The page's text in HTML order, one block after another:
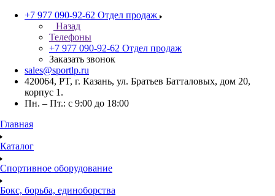
+7 977 090-92-62 Отдел продаж
Назад
Телефоны
+7 977 090-92-62 Отдел продаж
Заказать звонок
sales@sportlp.ru
420064, PT, г. Казань, ул. Братьев Батталовых, дом 20,
корпус 1.
Пн. – Пт.: с 9:00 до 18:00
Главная
Каталог
Спортивное оборудование
Бокс, борьба, единоборства